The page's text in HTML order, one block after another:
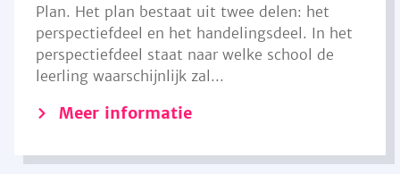
Plan. Het plan bestaat uit twee delen: het
perspectiefdeel en het handelingsdeel. In het
perspectiefdeel staat naar welke school de
leerling waarschijnlijk zal...
Meer informatie